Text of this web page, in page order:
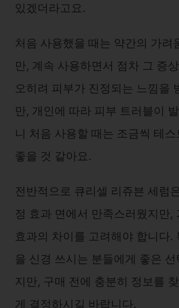
있겠더라고요.
처음 사용했을 때는 약간의 가려
만, 계속 사용하면서 점차 그 증
오히려 피부가 진정되는 느낌을
만, 개인에 따라 피부 트러블이
니 처음 사용할 때는 조금씩 테
좋을 것 같아요.
전반적으로 큐리셀 리쥬븐 세럼
정 효과 면에서 만족스러웠지만,
효과의 차이를 고려해야 합니다.
을 신경 쓰시는 분들에게 좋은 선
지만, 구매 전에 충분히 정보를
게 결정하시길 바랍니다.